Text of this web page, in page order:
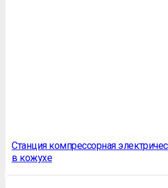
Станция компрессорная
в кожухе